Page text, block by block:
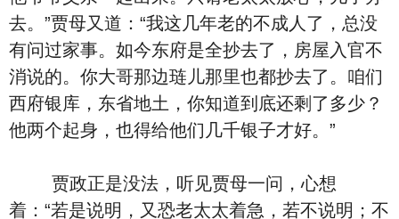
去。”贾母又道：“我这几年老的不成人了，总没
有问过家事。如今东府是全抄去了，房屋入官不
消说的。你大哥那边琏儿那里也都抄去了。咱们
西府银库，东省地土，你知道到底还剩了多少？
他两个起身，也得给他们几千银子才好。”
贾政正是没法，听见贾母一问，心想
着：“若是说明，又恐老太太着急，若不说明；不